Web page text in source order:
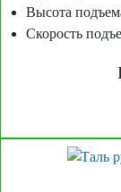
Высота
Скорость